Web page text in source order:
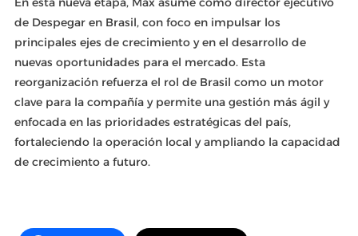
de Despegar en Brasil, con foco en impulsar los
principales ejes de crecimiento y en el desarrollo de
nuevas oportunidades para el mercado. Esta
reorganización refuerza el rol de Brasil como un motor
clave para la compañía y permite una gestión más ágil y
enfocada en las prioridades estratégicas del país,
fortaleciendo la operación local y ampliando la capacidad
de crecimiento a futuro.